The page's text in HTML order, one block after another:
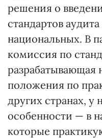
решения о
стандартов аудита
национальных. В
комиссия по
разрабатывающая
положения по
других странах, у
особенности — в
которые